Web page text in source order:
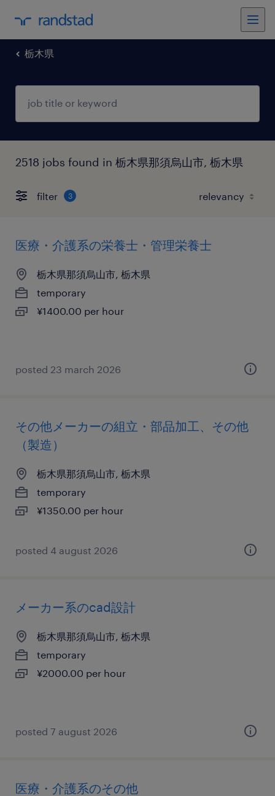
栃木県
2518 jobs found in 栃木県那須烏山市, 栃木県
filter 3
医療・介護系の栄養士・管理栄養士
栃木県那須烏山市, 栃木県
temporary
¥1400.00 per hour
posted 23 march 2026
その他メーカーの組立・部品加工、その他
（製造）
栃木県那須烏山市, 栃木県
temporary
¥1350.00 per hour
posted 4 august 2026
メーカー系のcad設計
栃木県那須烏山市, 栃木県
temporary
¥2000.00 per hour
posted 7 august 2026
医療・介護系のその他